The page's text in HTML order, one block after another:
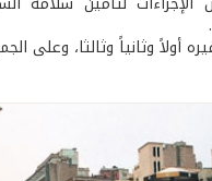
أولاً وثانياً وثالثا، وعلى